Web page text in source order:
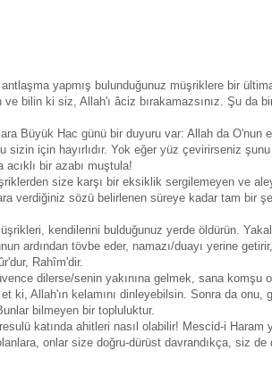
yapmış bulunduğunuz müşriklere bir
bilin ki siz, Allah'ı âciz bırakamazsınız. Şu da
Büyük Hac günü bir duyuru var: Allah da O'nun
sizin için hayırlıdır. Yok eğer yüz çevirirseniz
bir azabı muştula!
size karşı bir eksiklik sergilemeyen ve
verdiğiniz sözü belirlenen süreye kadar tam bir
kendilerini bulduğunuz yerde öldürün.
ardından tövbe eder, namazı/duayı yerine
Rahîm'dir.
dilerse/senin yakınına gelmek, sana komşu
ki, Allah'ın kelamını dinleyebilsin. Sonra da onu,
bilmeyen bir topluluktur.
katında ahitleri nasıl olabilir! Mescid-i Haram
onlar size doğru-dürüst davrandıkça, siz de